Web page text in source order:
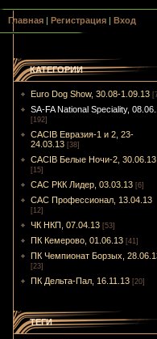
Главная | Регистрация | Вход
КАТЕГОРИИ
Euro Dog Show, 30.08-1.09.13
SA-FA National Speciality,
[192]
CACIB Евразия-1 и 2, 23-
24.03.13 [38]
CACIB Белые Ночи-2, 30.06.13
[15]
САС РКК Лидер, 03.03.13 [6]
САС Профессионал, 13.04.13
[12]
ЧК НКП, 07.04.13 [53]
ПК Кемерово, 01.06.13 [41]
ПК Чемпионат Борзых,
[23]
ПК Дельта-Пал, 16.11.13 [20]
ТЕГИ